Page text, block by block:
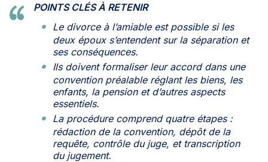
POINTS CLÉS À RETENIR
Le divorce à l’amiable est possible si les
deux époux s’entendent sur la séparation et
ses conséquences.
Ils doivent formaliser leur accord dans une
convention préalable réglant les biens, les
enfants, la pension et d’autres aspects
essentiels.
La procédure comprend quatre étapes :
rédaction de la convention, dépôt de la
requête, contrôle du juge, et transcription
du jugement.